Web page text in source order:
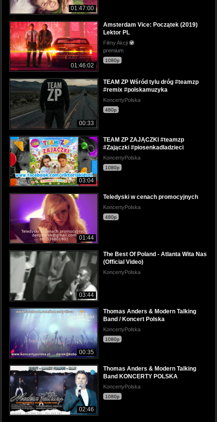
01:47:00
01:46:02
Amsterdam Vice: Początek (2019)
Lektor PL
Filmy Akcji
premium
1080p
00:33
TEAM ZP Wśród tylu dróg #teamzp
#remix #polskamuzyka
KoncertyPolska
480p
03:04
TEAM ZP ZAJĄCZKI #teamzp
#Zajączki #piosenkadladzieci
KoncertyPolska
1080p
01:44
Teledyski w cenach promocyjnych
KoncertyPolska
480p
03:44
The Best Of Poland - Atlanta Wita Nas
(Official Video)
KoncertyPolska
00:35
Thomas Anders & Modern Talking
Band / Koncert Polska
KoncertyPolska
1080p
02:46
Thomas Anders & Modern Talking
Band KONCERTY POLSKA
KoncertyPolska
1080p